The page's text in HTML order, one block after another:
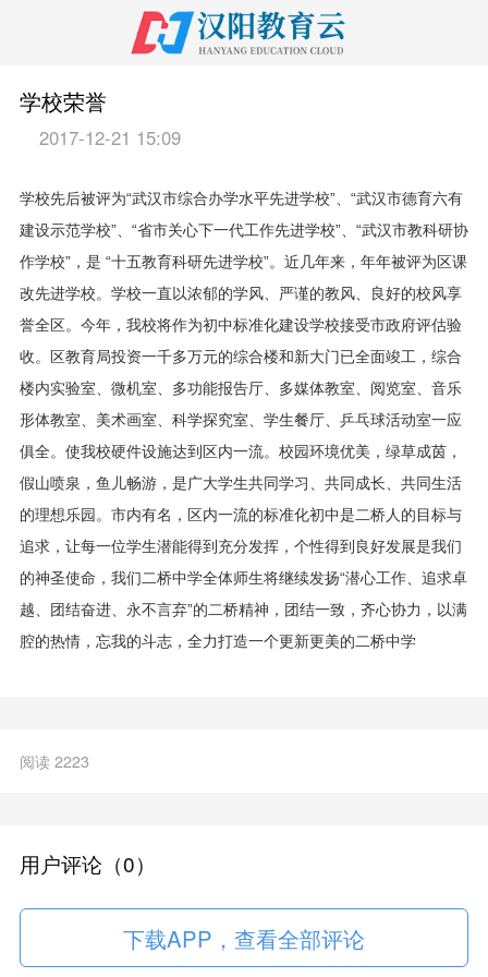
学校荣誉
2017-12-21 15:09
学校先后被评为“武汉市综合办学水平先进学校”、“武汉市德育六有
建设示范学校”、“省市关心下一代工作先进学校”、“武汉市教科研协
作学校”，是 “十五教育科研先进学校”。近几年来，年年被评为区课
改先进学校。学校一直以浓郁的学风、严谨的教风、良好的校风享
誉全区。今年，我校将作为初中标准化建设学校接受市政府评估验
收。区教育局投资一千多万元的综合楼和新大门已全面竣工，综合
楼内实验室、微机室、多功能报告厅、多媒体教室、阅览室、音乐
形体教室、美术画室、科学探究室、学生餐厅、乒乓球活动室一应
俱全。使我校硬件设施达到区内一流。校园环境优美，绿草成茵，
假山喷泉，鱼儿畅游，是广大学生共同学习、共同成长、共同生活
的理想乐园。市内有名，区内一流的标准化初中是二桥人的目标与
追求，让每一位学生潜能得到充分发挥，个性得到良好发展是我们
的神圣使命，我们二桥中学全体师生将继续发扬“潜心工作、追求卓
越、团结奋进、永不言弃”的二桥精神，团结一致，齐心协力，以满
腔的热情，忘我的斗志，全力打造一个更新更美的二桥中学
阅读 2223
用户评论（0）
下载APP，查看全部评论